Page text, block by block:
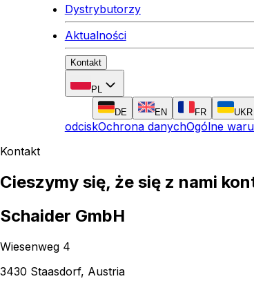
Dystrybutorzy
Aktualności
Kontakt
PL
DE EN FR UKR
odciskOchrona danychOgólne
Kontakt
Cieszymy się, że się z nami
Schaider GmbH
Wiesenweg 4
3430 Staasdorf, Austria